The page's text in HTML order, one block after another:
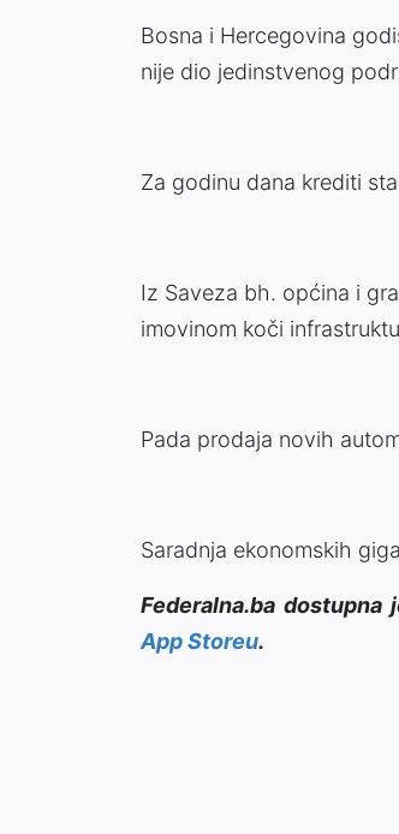
Bosna i Hercegovina
nije dio jedinstvenog
Za godinu dana krediti
Iz Saveza bh. općina i
imovinom koči
Pada prodaja novih
Saradnja ekonomskih
Federalna.ba
App Storeu.